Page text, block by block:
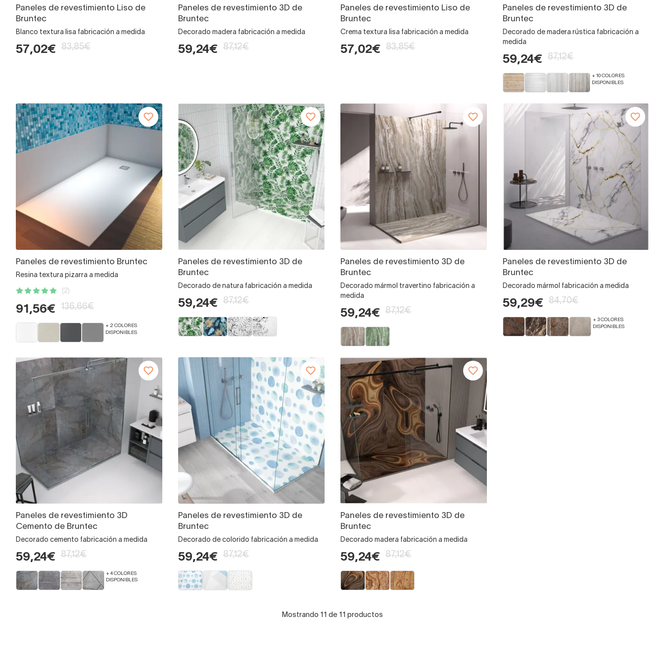
Paneles de revestimiento Liso de
Bruntec
Blanco textura lisa fabricación a medida
57,02€ 83,85€
Paneles de revestimiento 3D de
Bruntec
Decorado madera fabricación a medida
59,24€ 87,12€
Paneles de revestimiento Liso de
Bruntec
Crema textura lisa fabricación a medida
57,02€ 83,85€
Paneles de revestimiento 3D de
Bruntec
Decorado de madera rústica fabricación a
medida
59,24€ 87,12€
+ 10 COLORES
DISPONIBLES
Paneles de revestimiento Bruntec
Resina textura pizarra a medida
(2)
91,56€ 136,66€
+ 2 COLORES
DISPONIBLES
Paneles de revestimiento 3D de
Bruntec
Decorado de natura fabricación a medida
59,24€ 87,12€
Paneles de revestimiento 3D de
Bruntec
Decorado mármol travertino fabricación a
medida
59,24€ 87,12€
Paneles de revestimiento 3D de
Bruntec
Decorado mármol fabricación a medida
59,29€ 84,70€
+ 3 COLORES
DISPONIBLES
Paneles de revestimiento 3D
Cemento de Bruntec
Decorado cemento fabricación a medida
59,24€ 87,12€
+ 4 COLORES
DISPONIBLES
Paneles de revestimiento 3D de
Bruntec
Decorado de colorido fabricación a medida
59,24€ 87,12€
Paneles de revestimiento 3D de
Bruntec
Decorado madera fabricación a medida
59,24€ 87,12€
Mostrando 11 de 11 productos